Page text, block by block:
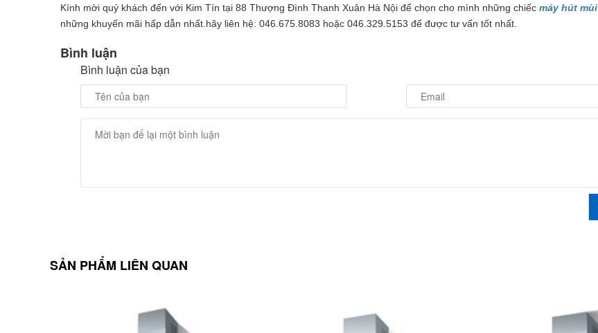
Kính mời quý khách đến với Kim Tín tại 88 Thượng Đình Thanh Xuân Hà Nội để chọn cho mình những chiếc máy hút mùi
những khuyến mãi hấp dẫn nhất.hãy liên hệ: 046.675.8083 hoặc 046.329.5153 để được tư vấn tốt nhất.
Bình luận
Bình luận của bạn
SẢN PHẨM LIÊN QUAN